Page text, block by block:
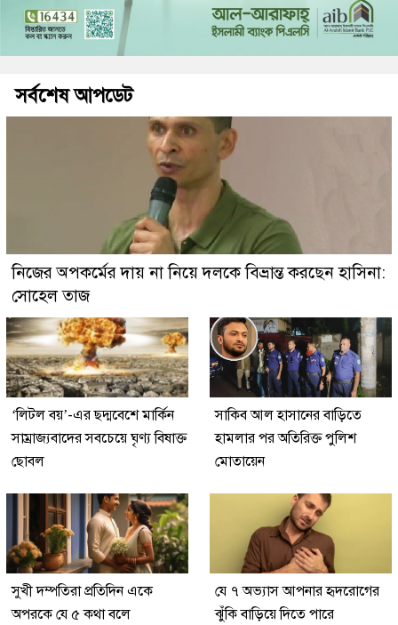
সর্বশেষ আপডেট
নিজের অপকর্মের দায় না নিয়ে দলকে বিভ্রান্ত করছেন হাসিনা:
সোহেল তাজ
‘লিটল বয়’-এর ছদ্মবেশে মার্কিন
সাম্রাজ্যবাদের সবচেয়ে ঘৃণ্য বিষাক্ত
ছোবল
সাকিব আল হাসানের বাড়িতে
হামলার পর অতিরিক্ত পুলিশ
মোতায়েন
সুখী দম্পতিরা প্রতিদিন একে
অপরকে যে ৫ কথা বলে
যে ৭ অভ্যাস আপনার হৃদরোগের
ঝুঁকি বাড়িয়ে দিতে পারে